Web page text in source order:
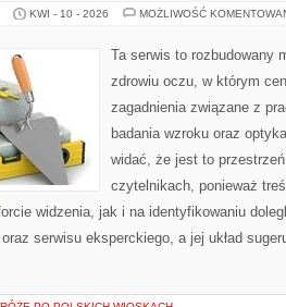
KWI - 10 - 2026 MOŻLIWOŚĆ
Ta serwis to rozbudowany
zdrowiu oczu, w którym
zagadnienia związane z
badania wzroku oraz
widać, że jest to
czytelnikach, ponieważ
widzenia, jak i na identyfikowaniu
serwisu eksperckiego, a jej układ